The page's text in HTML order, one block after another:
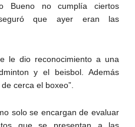
Bueno no cumplía ciertos
que ayer eran las
le dio reconocimiento a una
y el beisbol. Además
cerca el boxeo”.
solo se encargan de evaluar